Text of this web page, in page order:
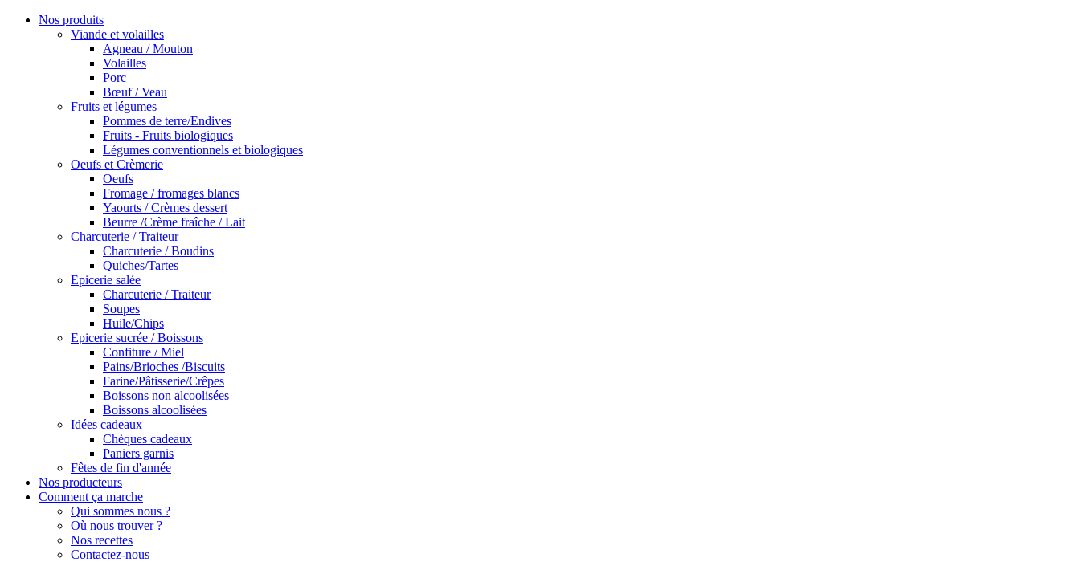
Nos produits
Viande et volailles
Agneau / Mouton
Volailles
Porc
Bœuf / Veau
Fruits et légumes
Pommes de terre/Endives
Fruits - Fruits biologiques
Légumes conventionnels et biologiques
Oeufs et Crèmerie
Oeufs
Fromage / fromages blancs
Yaourts / Crèmes dessert
Beurre /Crème fraîche / Lait
Charcuterie / Traiteur
Charcuterie / Boudins
Quiches/Tartes
Epicerie salée
Charcuterie / Traiteur
Soupes
Huile/Chips
Epicerie sucrée / Boissons
Confiture / Miel
Pains/Brioches /Biscuits
Farine/Pâtisserie/Crêpes
Boissons non alcoolisées
Boissons alcoolisées
Idées cadeaux
Chèques cadeaux
Paniers garnis
Fêtes de fin d'année
Nos producteurs
Comment ça marche
Qui sommes nous ?
Où nous trouver ?
Nos recettes
Contactez-nous